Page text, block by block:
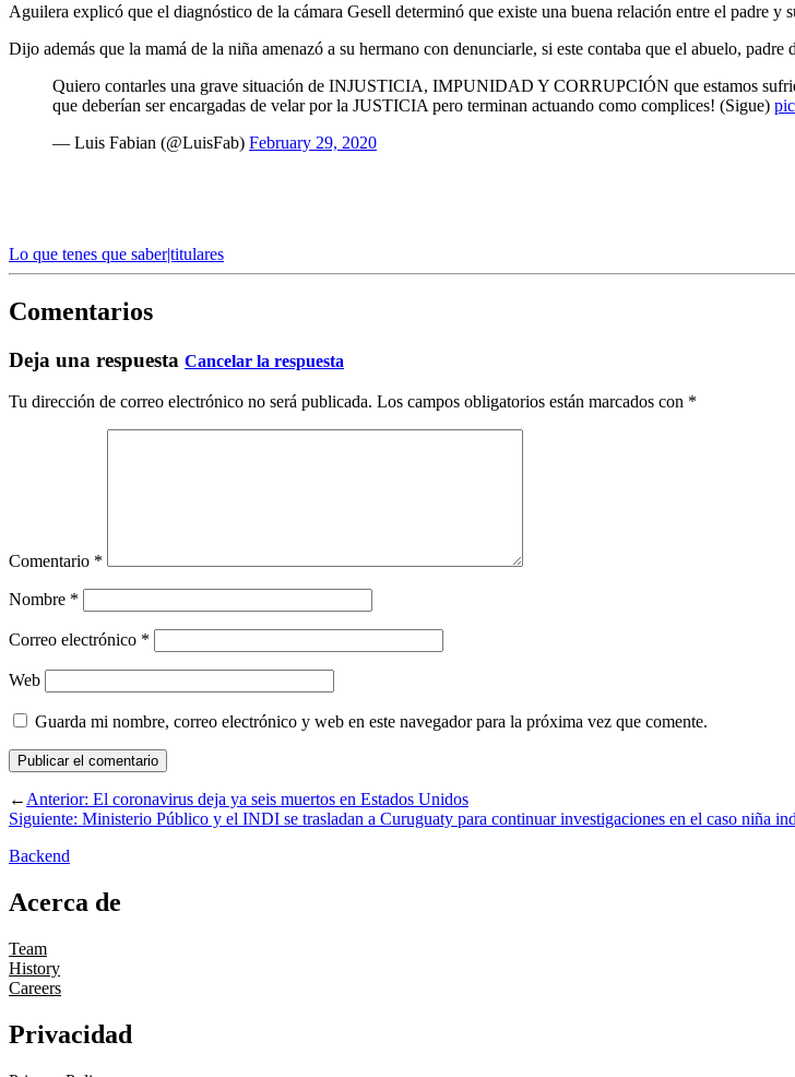
Aguilera explicó que el diagnóstico de la cámara Gesell determinó que existe una buena relación entre el padre y
Dijo además que la mamá de la niña amenazó a su hermano con denunciarle, si este contaba que el abuelo, padre
Quiero contarles una grave situación de INJUSTICIA, IMPUNIDAD Y CORRUPCIÓN que estamos
que deberían ser encargadas de velar por la JUSTICIA pero terminan actuando como complices! (Sigue)
— Luis Fabian (@LuisFab) February 29, 2020
Lo que tenes que saber|titulares
Comentarios
Deja una respuesta Cancelar la respuesta
Tu dirección de correo electrónico no será publicada. Los campos obligatorios están marcados con *
Comentario *
Nombre *
Correo electrónico *
Web
Guarda mi nombre, correo electrónico y web en este navegador para la próxima vez que comente.
←Anterior: El coronavirus deja ya seis muertos en Estados Unidos
Siguiente: Ministerio Público y el INDI se trasladan a Curuguaty para continuar investigaciones en el caso niña
Backend
Acerca de
Team
History
Careers
Privacidad